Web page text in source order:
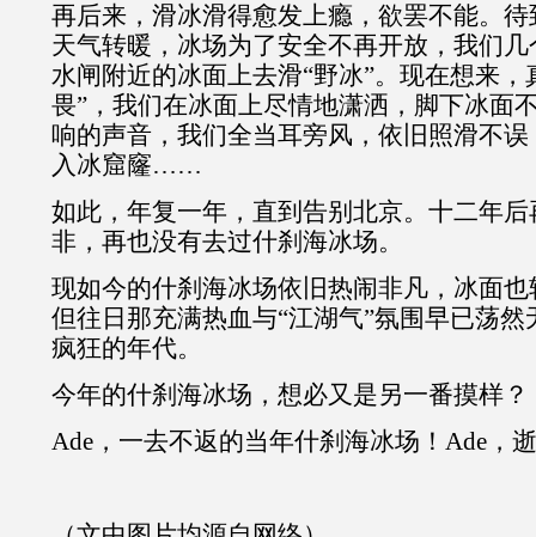
再后来，滑冰滑得愈发上瘾，欲罢不能。
天气转暖，冰场为了安全不再开放，我们
水闸附近的冰面上去滑“野冰”。现在想来，
畏”，我们在冰面上尽情地潇洒，脚下冰面
响的声音，我们全当耳旁风，依旧照滑不
入冰窟窿……
如此，年复一年，直到告别北京。十二年
非，再也没有去过什刹海冰场。
现如今的什刹海冰场依旧热闹非凡，冰面
但往日那充满热血与“江湖气”氛围早已荡
疯狂的年代。
今年的什刹海冰场，想必又是另一番摸样？
Ade ，一去不返的当年什刹海冰场！ Ade ，